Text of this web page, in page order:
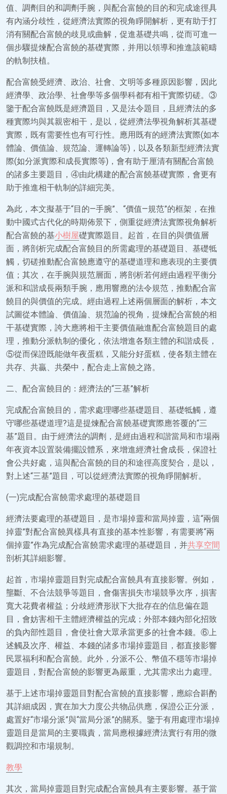
值、調劑目的和調劑手腕，與配合富饒的目的和完成途徑具
有內涵分歧性，從經濟法實際的視角睜開解析，更有助于打
消有關配合富饒的歧見或曲解，促進基礎共鳴，從而可進一
個步驟提煉配合富饒的基礎實際，并用以領導和推進該範疇
的軌制扶植。
配合富饒受經濟、政治、社會、文明等多種原因影響，因此
經濟學、政治學、社會學等多個學科都有相干實際切磋。③
鑒于配合富饒既是經濟題目，又是法令題目，且經濟法的多
種實際均與其親密相干，是以，從經濟法學視角解析其基礎
實際，既有需要性也有可行性。應用既有的經濟法實際(如本
體論、價值論、規范論、運轉論等)，以及各類新型經濟法實
際(如分派實際和成長實際等)，會有助于厘清有關配合富饒
的諸多主要題目，④由此構建的配合富饒基礎實際，會更有
助于推進相干軌制的詳細完美。
為此，本文擬基于“目的—手腕”、“價值—規范”的框架，在推
動中國式古代化的時期佈景下，側重從經濟法實際視角解析
配合富饒的基小樹屋礎實際題目。起首，在目的與價值層
面，將剖析完成配合富饒目的所需處理的基礎題目、基礎牴
觸，切磋推動配合富饒應遵守的基礎道理和應表現的主要價
值；其次，在手腕與規范層面，將剖析若何經由過程平衡分
派和和諧成長兩類手腕，應用響應的法令規范，推動配合富
饒目的與價值的完成。經由過程上述兩個層面的解析，本文
試圖從本體論、價值論、規范論的視角，提煉配合富饒的相
干基礎實際，誇大應將相干主要價值融進配合富饒題目的處
理，推動分派軌制的優化，依法增進各類主體的和諧成長，
⑤從而保證既能做年夜蛋糕，又能分好蛋糕，使各類主體在
共存、共贏、共榮中，配合走上富饒之路。
二、配合富饒目的：經濟法的“三基”解析
完成配合富饒目的，需求處理哪些基礎題目、基礎牴觸，遵
守哪些基礎道理?這是提煉配合富饒基礎實際應答覆的“三
基”題目。由于經濟法的調劑，是經由過程和諧當局和市場兩
年夜資本設置裝備擺設體系，來增進經濟社會成長，保證社
會公共好處，這與配合富饒的目的和途徑高度契合，是以，
對上述“三基”題目，可以從經濟法實際的視角睜開解析。
(一)完成配合富饒需求處理的基礎題目
經濟法要處理的基礎題目，是市場掉靈和當局掉靈，這“兩個
掉靈”對配合富饒異樣具有直接的基本性影響，有需要將“兩
個掉靈”作為完成配合富饒需求處理的基礎題目，并共享空間
剖析其詳細影響。
起首，市場掉靈題目對完成配合富饒具有直接影響。例如，
壟斷、不合法競爭等題目，會傷害損失市場競爭次序，損害
寬大花費者權益；分歧經濟形狀下大批存在的信息偏在題
目，會妨害相干主體經濟權益的完成；外部本錢內部化招致
的負內部性題目，會使社會大眾承當更多的社會本錢。⑥上
述觸及次序、權益、本錢的諸多市場掉靈題目，都直接影響
民眾福利和配合富饒。此外，分派不公、幣值不穩等市場掉
靈題目，對配合富饒的影響更為嚴重，尤其需求出力處理。
基于上述市場掉靈題目對配合富饒的直接影響，應綜合斟酌
其詳細成因，實在加大力度公共物品供應，保證公正分派，
處置好“市場分派”與“當局分派”的關系。鑒于有用處理市場掉
靈題目是當局的主要職責，當局應根據經濟法實行有用的微
觀調控和市場規制。
教學
其次，當局掉靈題目對完成配合富饒具有主要影響。基于當